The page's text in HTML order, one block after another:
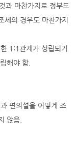
과 마찬가지로 정부도
세의 경우도 마찬가지
1:1관계가 성립되기
해야 함.
편의설을 어떻게 조
않음.